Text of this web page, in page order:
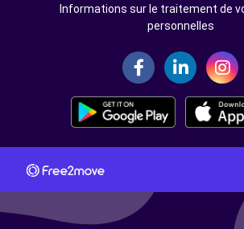
Informations sur le traitement de
personnelles